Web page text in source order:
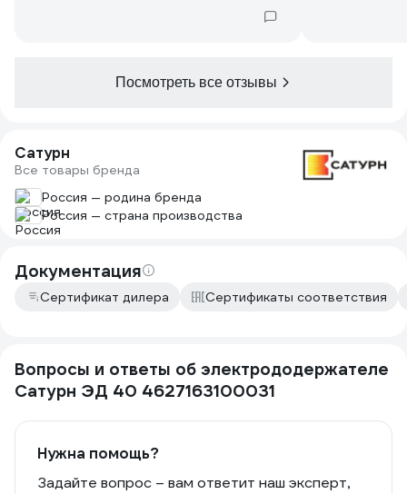
Посмотреть все отзывы
Сатурн
Все товары бренда
Россия — родина бренда
Россия — страна производства
Документация
Сертификат дилера Сертификаты соответствия
Вопросы и ответы об электрододержателе
Сатурн ЭД 40 4627163100031
Нужна помощь?
Задайте вопрос – вам ответит наш эксперт,